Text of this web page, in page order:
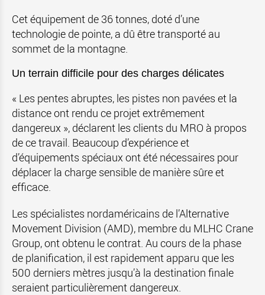
Cet équipement de 36 tonnes, doté d’une
technologie de pointe, a dû être transporté au
sommet de la montagne.
Un terrain difficile pour des charges délicates
« Les pentes abruptes, les pistes non pavées et la
distance ont rendu ce projet extrêmement
dangereux », déclarent les clients du MRO à propos
de ce travail. Beaucoup d’expérience et
d’équipements spéciaux ont été nécessaires pour
déplacer la charge sensible de manière sûre et
efficace.
Les spécialistes nordaméricains de l’Alternative
Movement Division (AMD), membre du MLHC Crane
Group, ont obtenu le contrat. Au cours de la phase
de planification, il est rapidement apparu que les
500 derniers mètres jusqu’à la destination finale
seraient particulièrement dangereux.